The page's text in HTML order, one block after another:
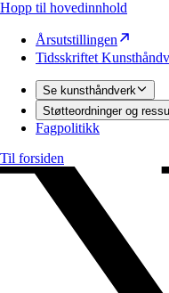
Hopp til hovedinnhold
Årsutstillingen
Tidsskriftet
Se kunsthåndverk
Støtteordninger og
Fagpolitikk
Til forsiden